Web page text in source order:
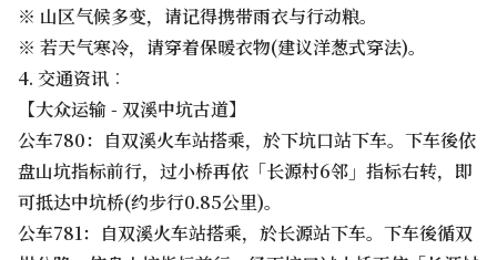
※ 山区气候多变，请记得携带雨衣与行动粮。
※ 若天气寒冷，请穿着保暖衣物(建议洋葱式穿法)。
4. 交通资讯︰
【大众运输 - 双溪中坑古道】
公车780：自双溪火车站搭乘，於下坑口站下车。下车後依
盘山坑指标前行，过小桥再依「长源村6邻」指标右转，即
可抵达中坑桥(约步行0.85公里)。
公车781：自双溪火车站搭乘，於长源站下车。下车後循双